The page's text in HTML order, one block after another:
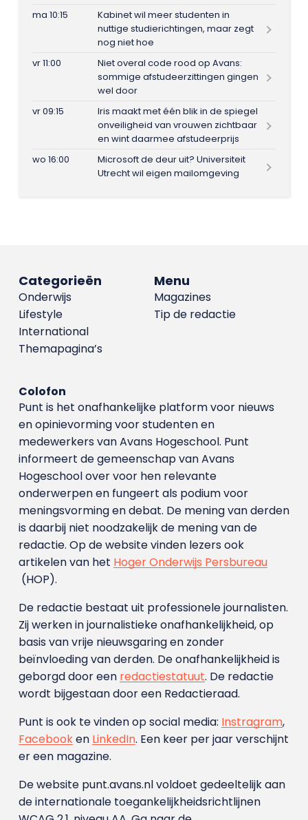
ma 10:15
Kabinet wil meer studenten in
nuttige studierichtingen, maar zegt
nog niet hoe
vr 11:00
Niet overal code rood op Avans:
sommige afstudeerzittingen gingen
wel door
vr 09:15
Iris maakt met één blik in de spiegel
onveiligheid van vrouwen zichtbaar
en wint daarmee afstudeerprijs
wo 16:00
Microsoft de deur uit? Universiteit
Utrecht wil eigen mailomgeving
Menu
Magazines
Tip de redactie
Categorieën
Onderwijs
Lifestyle
International
Themapagina’s
Colofon
Punt is het onafhankelijke platform voor nieuws
en opinievorming voor studenten en
medewerkers van Avans Hoge­school. Punt
informeert de gemeenschap van Avans
Hogeschool over voor hen relevante
onderwerpen en fungeert als podium voor
meningsvorming en debat. De mening van derden
is daarbij niet noodzakelijk de mening van de
redactie. Op de website vinden lezers ook
artikelen van het Hoger Onderwijs Persbureau
(HOP).
De redactie bestaat uit professionele journalisten.
Zij werken in journalistieke onafhankelijkheid, op
basis van vrije nieuwsgaring en zonder
beïnvloeding van derden. De onafhankelijkheid is
geborgd door een redactiestatuut. De redactie
wordt bijgestaan door een Redactieraad.
Punt is ook te vinden op social media: Instragram,
Facebooken LinkedIn. Een keer per jaar verschijnt
er een magazine.
De website punt.avans.nl voldoet gedeeltelijk aan
de internationale toegankelijkheidsrichtlijnen